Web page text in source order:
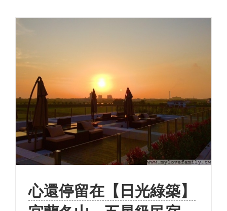
心還停留在【日光綠築】